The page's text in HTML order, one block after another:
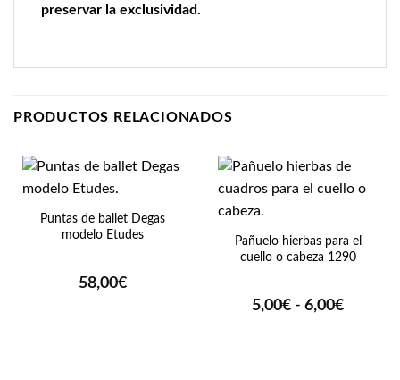
preservar la exclusividad.
PRODUCTOS RELACIONADOS
Puntas de ballet Degas
modelo Etudes
58,00€
Pañuelo hierbas para el
cuello o cabeza 1290
5,00€ - 6,00€Rango